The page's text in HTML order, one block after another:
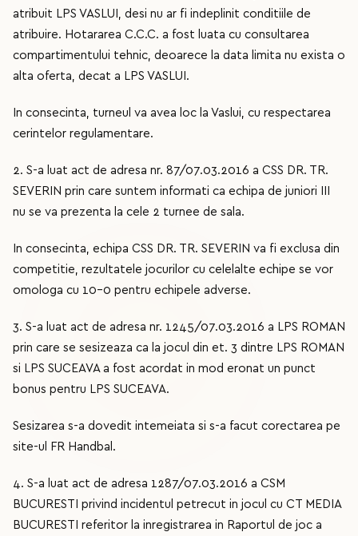
atribuit LPS VASLUI, desi nu ar fi indeplinit conditiile de
atribuire. Hotararea C.C.C. a fost luata cu consultarea
compartimentului tehnic, deoarece la data limita nu exista o
alta oferta, decat a LPS VASLUI.
In consecinta, turneul va avea loc la Vaslui, cu respectarea
cerintelor regulamentare.
2. S-a luat act de adresa nr. 87/07.03.2016 a CSS DR. TR.
SEVERIN prin care suntem informati ca echipa de juniori III
nu se va prezenta la cele 2 turnee de sala.
In consecinta, echipa CSS DR. TR. SEVERIN va fi exclusa din
competitie, rezultatele jocurilor cu celelalte echipe se vor
omologa cu 10-0 pentru echipele adverse.
3. S-a luat act de adresa nr. 1245/07.03.2016 a LPS ROMAN
prin care se sesizeaza ca la jocul din et. 3 dintre LPS ROMAN
si LPS SUCEAVA a fost acordat in mod eronat un punct
bonus pentru LPS SUCEAVA.
Sesizarea s-a dovedit intemeiata si s-a facut corectarea pe
site-ul FR Handbal.
4. S-a luat act de adresa 1287/07.03.2016 a CSM
BUCURESTI privind incidentul petrecut in jocul cu CT MEDIA
BUCURESTI referitor la inregistrarea in Raportul de joc a